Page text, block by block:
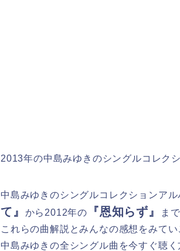
2013年の中島みゆきのシングルコレク
中島みゆきのシングルコレクションア
て』
から2012年の 『恩知らず』
ま
これらの曲解説とみんなの感想をみてい
中島みゆきの全シングル曲を今すぐ聴